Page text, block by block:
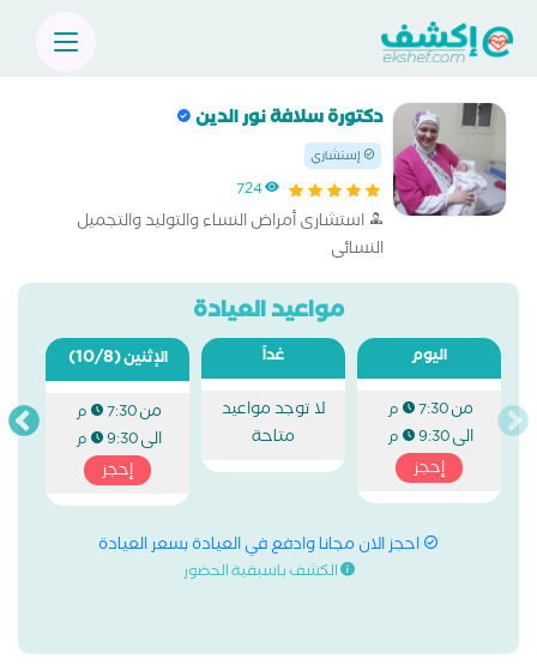
دكتورة سلافة نور الدين
إستشاري
724
استشارى أمراض النساء والتوليد والتجميل
النسائى
مواعيد العيادة
اليوم
من7:30 م
الى9:30 م
إحجز
غداً
لا توجد مواعيد
متاحة
الإثنين(10/8)
من7:30 م
الى9:30 م
إحجز
احجز الان مجانا وادفع في العيادة بسعر العيادة
الكشف باسبقية الحضور